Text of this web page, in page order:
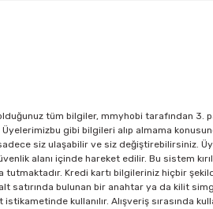
olduğunuz tüm bilgiler, mmyhobi
gibi bilgileri alıp almama
siz ulaşabilir ve siz değiştirebilirsiniz.
alanı içinde hareket edilir. Bu sistem
Kredi kartı bilgileriniz hiçbir
satırında bulunan bir anahtar ya da
kullanılır. Alışveriş sırasında